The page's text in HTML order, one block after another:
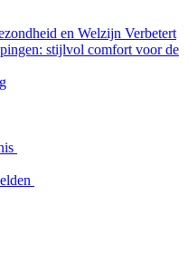
en Welzijn Verbetert
stijlvol comfort voor de